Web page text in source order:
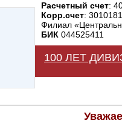
Расчетный счет:
Корр.счет:
Филиал
БИК 044525411
100 ЛЕТ